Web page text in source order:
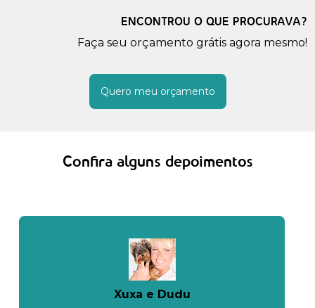
ENCONTROU O QUE PROCURAVA?
Faça seu orçamento grátis agora mesmo!
Quero meu orçamento
Confira alguns depoimentos
Xuxa e Dudu